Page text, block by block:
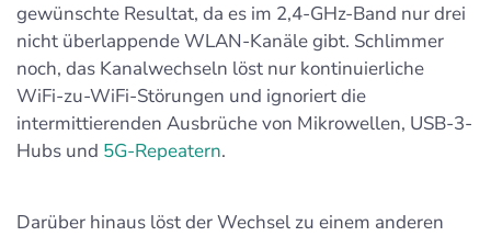
gewünschte Resultat, da es im 2,4-GHz-Band nur drei
nicht überlappende WLAN-Kanäle gibt. Schlimmer
noch, das Kanalwechseln löst nur kontinuierliche
WiFi-zu-WiFi-Störungen und ignoriert die
intermittierenden Ausbrüche von Mikrowellen, USB-3-
Hubs und 5G-Repeatern.
Darüber hinaus löst der Wechsel zu einem anderen